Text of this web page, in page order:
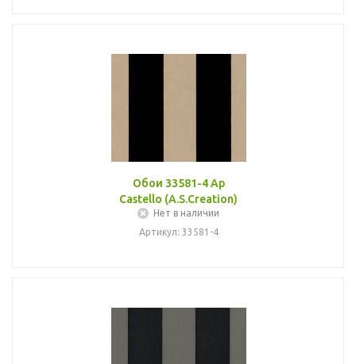
Обои 33581-4 Ap
Castello (A.S.Creation)
Нет в наличии
Артикул: 33581-4